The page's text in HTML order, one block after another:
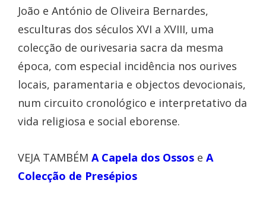
João e António de Oliveira Bernardes,
esculturas dos séculos XVI a XVIII, uma
colecção de ourivesaria sacra da mesma
época, com especial incidência nos ourives
locais, paramentaria e objectos devocionais,
num circuito cronológico e interpretativo da
vida religiosa e social eborense.
VEJA TAMBÉM A Capela dos Ossos e A
Colecção de Presépios